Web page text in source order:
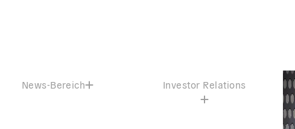
News-Bereich Investor Relations